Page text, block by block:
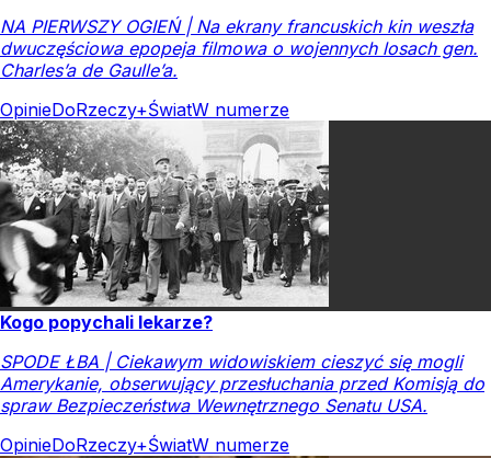
NA PIERWSZY OGIEŃ | Na ekrany francuskich kin weszła
dwuczęściowa epopeja filmowa o wojennych losach gen.
Charles’a de Gaulle’a.
OpinieDoRzeczy+ŚwiatW numerze
Kogo popychali lekarze?
SPODE ŁBA | Ciekawym widowiskiem cieszyć się mogli
Amerykanie, obserwujący przesłuchania przed Komisją do
spraw Bezpieczeństwa Wewnętrznego Senatu USA.
OpinieDoRzeczy+ŚwiatW numerze